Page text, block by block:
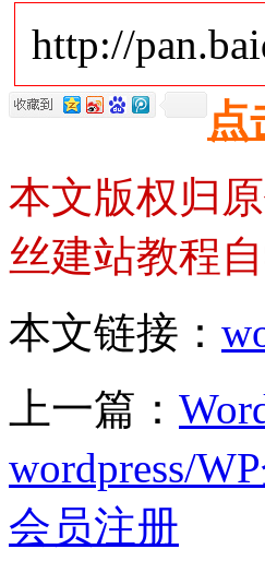
http://
点
本文版权归
丝建站教程
本文链接：
上一篇：
wordpress/
会员注册